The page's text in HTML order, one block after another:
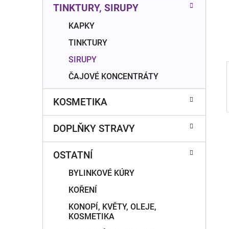
TINKTURY, SIRUPY
KAPKY
TINKTURY
SIRUPY
ČAJOVÉ KONCENTRÁTY
KOSMETIKA
DOPLŇKY STRAVY
OSTATNÍ
BYLINKOVÉ KÚRY
KOŘENÍ
KONOPÍ, KVĚTY, OLEJE,
KOSMETIKA